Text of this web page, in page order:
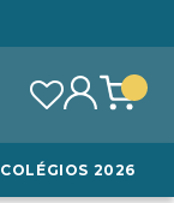
COLÉGIOS 2026